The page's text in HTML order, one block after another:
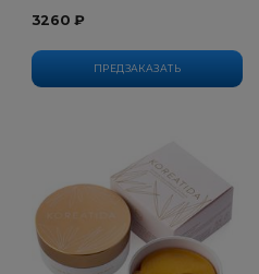
ПРЕДЗАКАЗАТЬ
3260 ₽